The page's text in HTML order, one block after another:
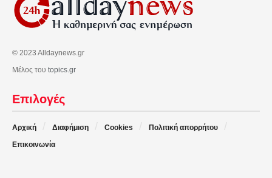
© 2023 Alldaynews.gr
Μέλος του topics.gr
Επιλογές
Αρχική Διαφήμιση Cookies
Πολιτική απορρήτου
Επικοινωνία